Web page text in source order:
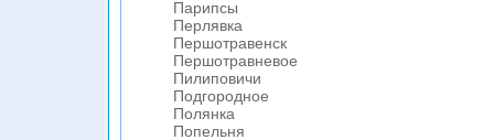
Парипсы
Перлявка
Першотравенск
Першотравневое
Пилиповичи
Подгородное
Полянка
Попельня